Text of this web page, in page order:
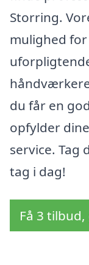
Storring.
mulighed
du får en
opfylder
service. Tag
tag i dag!
Få 3